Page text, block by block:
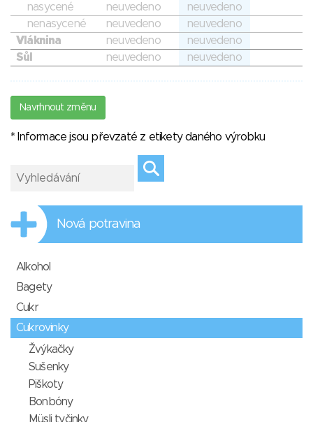
nasycené
neuvedeno
neuvedeno
nenasycené
neuvedeno
neuvedeno
Vláknina
neuvedeno
neuvedeno
Sůl
neuvedeno neuvedeno
Navrhnout změnu
* Informace jsou převzaté z etikety daného výrobku
Nová potravina
Alkohol
Bagety
Cukr
Cukrovinky
Žvýkačky
Sušenky
Piškoty
Bonbóny
Müsli tyčinky